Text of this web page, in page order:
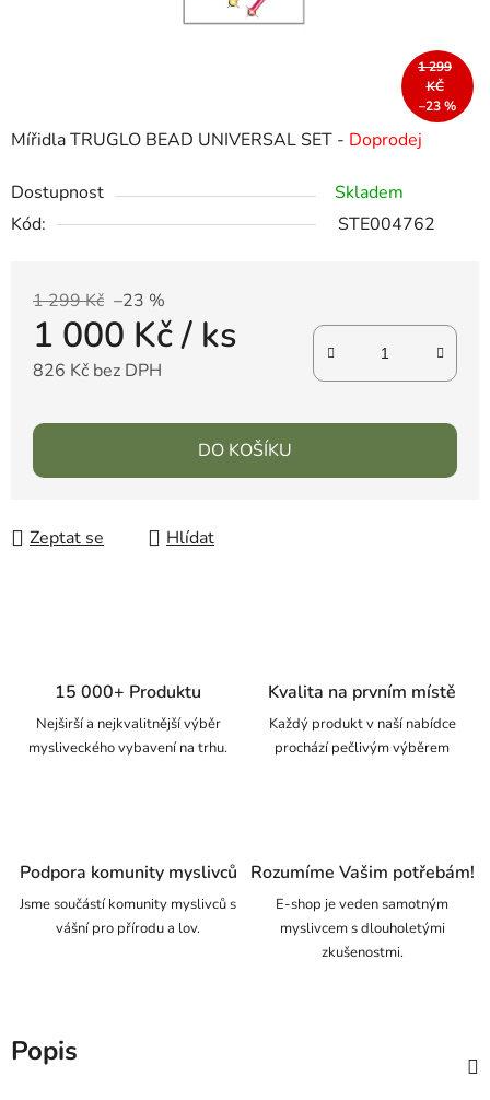
Mířidla TRUGLO BEAD UNIVERSAL SET - Doprodej
Dostupnost
Skladem
Kód:
STE004762
1 299 Kč –23 %
1 000 Kč/ ks
826 Kč bez DPH
DO KOŠÍKU
Zeptat se Hlídat
1 299
KČ
–23 %
15 000+ Produktu
Nejširší a nejkvalitnější výběr
mysliveckého vybavení na trhu.
Kvalita na prvním místě
Každý produkt v naší nabídce
prochází pečlivým výběrem
Podpora komunity myslivců
Jsme součástí komunity myslivců s
vášní pro přírodu a lov.
Rozumíme Vašim potřebám!
E-shop je veden samotným
myslivcem s dlouholetými
zkušenostmi.
Popis